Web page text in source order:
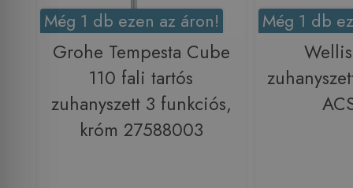
Még 1 db ezen az áron!
Grohe Tempesta Cube
110 fali tartós
zuhanyszett 3 funkciós,
króm 27588003
Még 1 db